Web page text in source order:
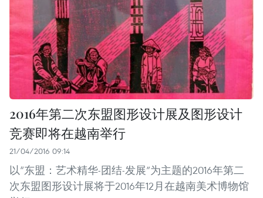
2016年第二次东盟图形设计展及图形设计
竞赛即将在越南举行
21/04/2016 09:14
以“东盟：艺术精华-团结-发展”为主题的2016年第二
次东盟图形设计展将于2016年12月在越南美术博物馆